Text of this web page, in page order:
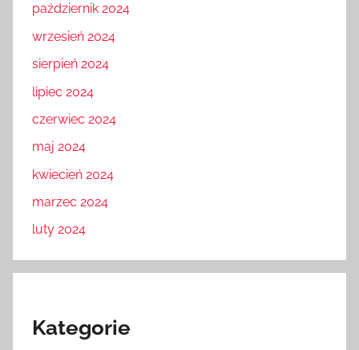
październik 2024
wrzesień 2024
sierpień 2024
lipiec 2024
czerwiec 2024
maj 2024
kwiecień 2024
marzec 2024
luty 2024
Kategorie